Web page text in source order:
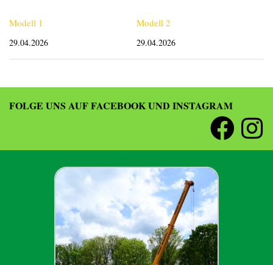
Modell 1
29.04.2026
Modell 2
29.04.2026
FOLGE UNS AUF FACEBOOK UND INSTAGRAM